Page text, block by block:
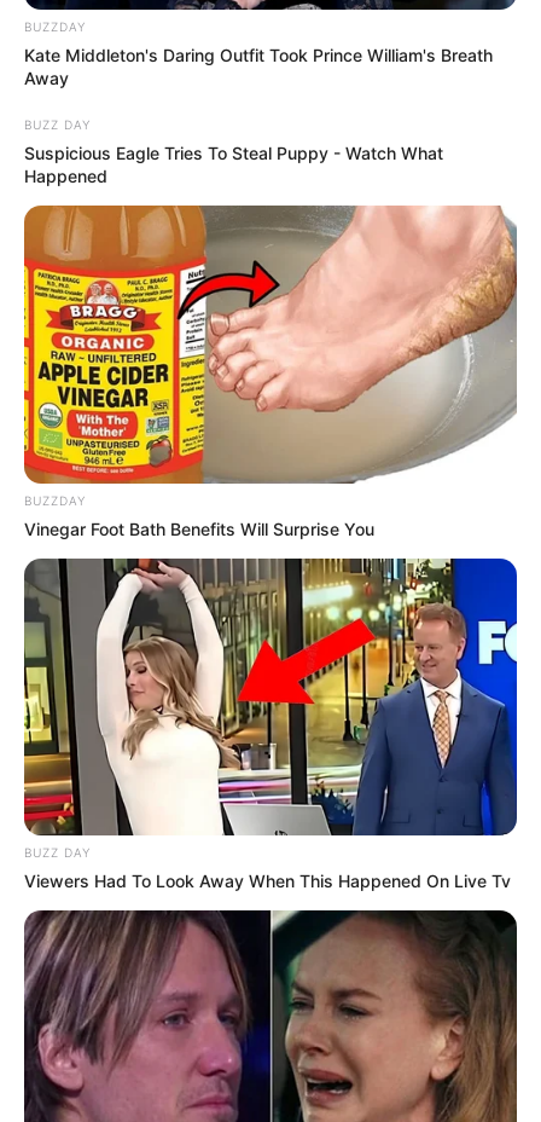
Serem! 9 Chat Ojek Online &
Pelanggan Ini Bikin Auto
Merinding
Bikin Ngakak, 10 Potret
Cosplay Murah Pakai Bahan
Seadanya
Anti Mainstream, 10 Cara
Membawa Barang Belanjaan
Versi Warga Thailand
BUZZDAY
Kate Middleton's Daring Outfit Took Prince William's Breath
Away
BUZZ DAY
Suspicious Eagle Tries To Steal Puppy - Watch What
Happened
BUZZDAY
Vinegar Foot Bath Benefits Will Surprise You
BUZZ DAY
Viewers Had To Look Away When This Happened On Live Tv